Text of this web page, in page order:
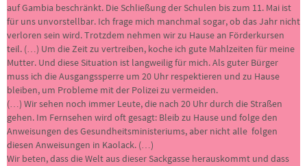
auf Gambia beschränkt. Die Schließung der Schulen bis zum 11. Mai ist
für uns unvorstellbar. Ich frage mich manchmal sogar, ob das Jahr nicht
verloren sein wird. Trotzdem nehmen wir zu Hause an Förderkursen
teil. (…) Um die Zeit zu vertreiben, koche ich gute Mahlzeiten für meine
Mutter. Und diese Situation ist langweilig für mich. Als guter Bürger
muss ich die Ausgangssperre um 20 Uhr respektieren und zu Hause
bleiben, um Probleme mit der Polizei zu vermeiden.
(…) Wir sehen noch immer Leute, die nach 20 Uhr durch die Straßen
gehen. Im Fernsehen wird oft gesagt: Bleib zu Hause und folge den
Anweisungen des Gesundheitsministeriums, aber nicht alle folgen
diesen Anweisungen in Kaolack. (…)
Wir beten, dass die Welt aus dieser Sackgasse herauskommt und dass